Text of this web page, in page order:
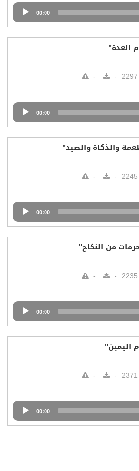
00:00
العدة"
00:00
والذكاة والصيد"
00:00
من النكاح"
00:00
اليمين"
00:00